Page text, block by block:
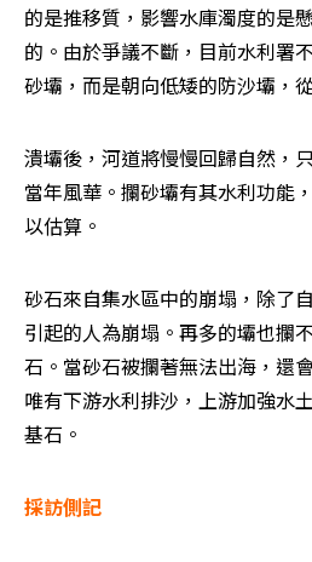
的是推移質，影響水庫濁度的是
的。由於爭議不斷，目前水利署
砂壩，而是朝向低矮的防沙壩，
潰壩後，河道將慢慢回歸自然，
當年風華。攔砂壩有其水利功能
以估算。
砂石來自集水區中的崩塌，除了
引起的人為崩塌。再多的壩也攔
石。當砂石被攔著無法出海，還
唯有下游水利排沙，上游加強水
基石。
採訪側記